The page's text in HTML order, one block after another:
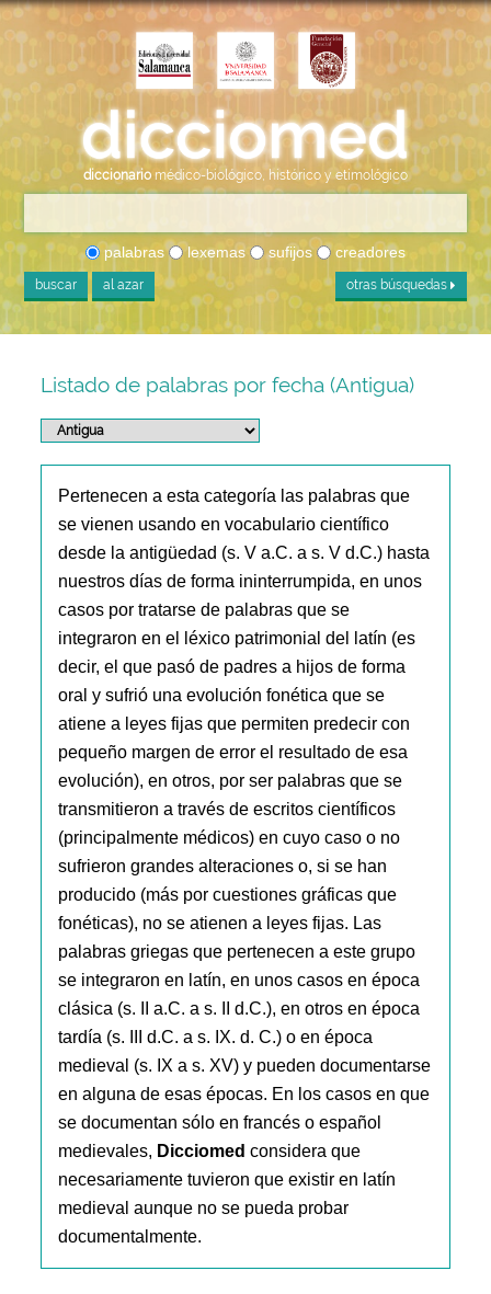
diccionario médico-biológico, histórico y etimológico
palabras lexemas sufijos creadores
buscar al azar otras búsquedas
Listado de palabras por fecha (Antigua)
Pertenecen a esta categoría las palabras que
se vienen usando en vocabulario científico
desde la antigüedad (s. V a.C. a s. V d.C.) hasta
nuestros días de forma ininterrumpida, en unos
casos por tratarse de palabras que se
integraron en el léxico patrimonial del latín (es
decir, el que pasó de padres a hijos de forma
oral y sufrió una evolución fonética que se
atiene a leyes fijas que permiten predecir con
pequeño margen de error el resultado de esa
evolución), en otros, por ser palabras que se
transmitieron a través de escritos científicos
(principalmente médicos) en cuyo caso o no
sufrieron grandes alteraciones o, si se han
producido (más por cuestiones gráficas que
fonéticas), no se atienen a leyes fijas. Las
palabras griegas que pertenecen a este grupo
se integraron en latín, en unos casos en época
clásica (s. II a.C. a s. II d.C.), en otros en época
tardía (s. III d.C. a s. IX. d. C.) o en época
medieval (s. IX a s. XV) y pueden documentarse
en alguna de esas épocas. En los casos en que
se documentan sólo en francés o español
medievales, Dicciomed considera que
necesariamente tuvieron que existir en latín
medieval aunque no se pueda probar
documentalmente.